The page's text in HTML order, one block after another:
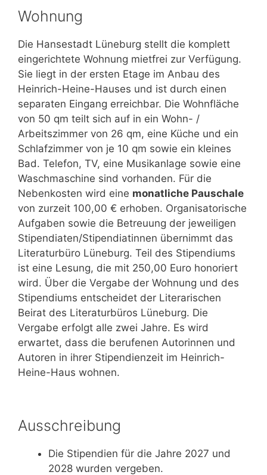
Wohnung
Die Hansestadt Lüneburg stellt die komplett
eingerichtete Wohnung mietfrei zur Verfügung.
Sie liegt in der ersten Etage im Anbau des
Heinrich-Heine-Hauses und ist durch einen
separaten Eingang erreichbar. Die Wohnfläche
von 50 qm teilt sich auf in ein Wohn- /
Arbeitszimmer von 26 qm, eine Küche und ein
Schlafzimmer von je 10 qm sowie ein kleines
Bad. Telefon, TV, eine Musikanlage sowie eine
Waschmaschine sind vorhanden. Für die
Nebenkosten wird eine monatliche Pauschale
von zurzeit 100,00 € erhoben. Organisatorische
Aufgaben sowie die Betreuung der jeweiligen
Stipendiaten/Stipendiatinnen übernimmt das
Literaturbüro Lüneburg. Teil des Stipendiums
ist eine Lesung, die mit 250,00 Euro honoriert
wird. Über die Vergabe der Wohnung und des
Stipendiums entscheidet der Literarischen
Beirat des Literaturbüros Lüneburg. Die
Vergabe erfolgt alle zwei Jahre. Es wird
erwartet, dass die berufenen Autorinnen und
Autoren in ihrer Stipendienzeit im Heinrich-
Heine-Haus wohnen.
Ausschreibung
Die Stipendien für die Jahre 2027 und
2028 wurden vergeben.